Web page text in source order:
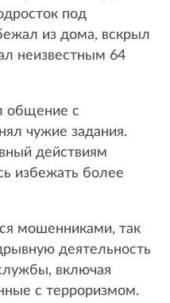
под
из дома, вскрыл
неизвестным 64
общение с
чужие задания.
действиям
избежать более
мошенниками, так
деятельность
включая
с терроризмом.